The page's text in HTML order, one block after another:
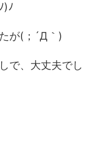
)ﾉ
が(；´Д｀)
で、大丈夫でし